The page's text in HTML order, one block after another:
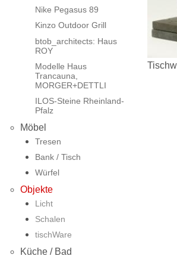
Nike Pegasus 89
Kinzo Outdoor Grill
btob_architects: Haus
ROY
Modelle Haus
Trancauna,
MORGER+DETTLI
ILOS-Steine Rheinland-
Pfalz
Möbel
Tresen
Bank / Tisch
Würfel
Objekte
Licht
Schalen
tischWare
Küche / Bad